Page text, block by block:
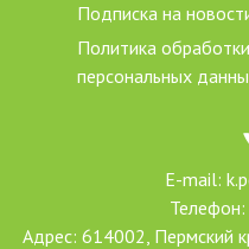
Подписка на
Политика обработки
персональных
E-mail:
Адрес: 614002, Пермский